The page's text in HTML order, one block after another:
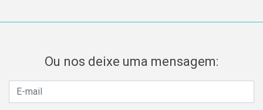
Ou nos deixe uma mensagem: